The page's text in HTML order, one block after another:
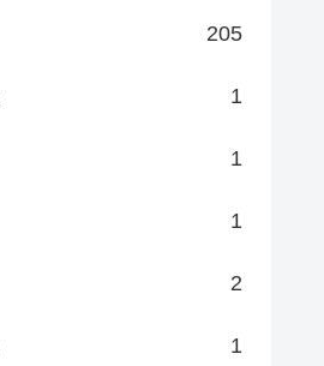
205
1
1
1
2
1